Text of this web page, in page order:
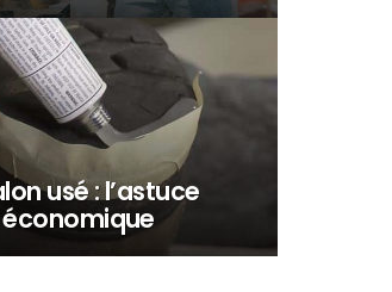
usé : l’astuce